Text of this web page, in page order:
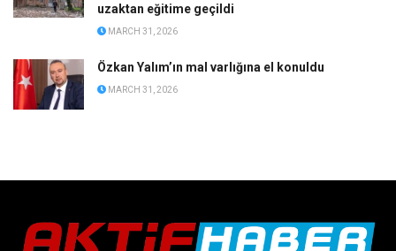
uzaktan eğitime geçildi
MARCH 31, 2026
Özkan Yalım’ın mal varlığına el konuldu
MARCH 31, 2026